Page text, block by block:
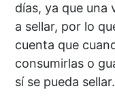
días, ya que una
a sellar, por lo
cuenta que
consumirlas o
sí se pueda sellar.